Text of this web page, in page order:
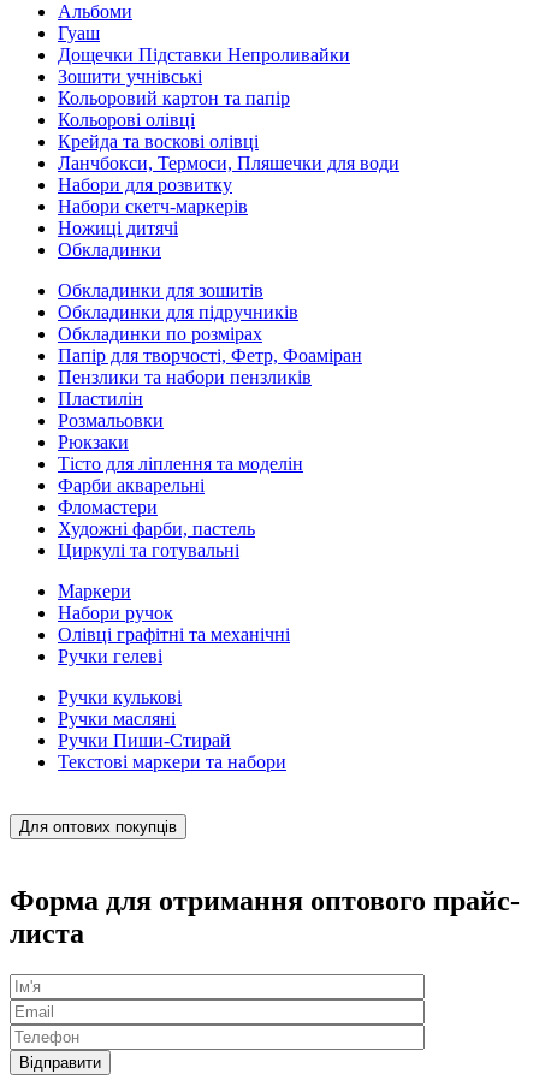
Альбоми
Гуаш
Дощечки Підставки Непроливайки
Зошити учнівські
Кольоровий картон та папір
Кольорові олівці
Крейда та воскові олівці
Ланчбокси, Термоси, Пляшечки для води
Набори для розвитку
Набори скетч-маркерів
Ножиці дитячі
Обкладинки
Обкладинки для зошитів
Обкладинки для підручників
Обкладинки по розмірах
Папір для творчості, Фетр, Фоаміран
Пензлики та набори пензликів
Пластилін
Розмальовки
Рюкзаки
Тісто для ліплення та моделін
Фарби акварельні
Фломастери
Художні фарби, пастель
Циркулі та готувальні
Маркери
Набори ручок
Олівці графітні та механічні
Ручки гелеві
Ручки кулькові
Ручки масляні
Ручки Пиши-Стирай
Текстові маркери та набори
Для оптових покупців
Форма для отримання оптового прайс-
листа